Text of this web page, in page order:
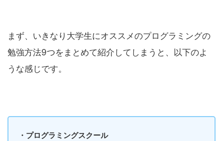
まず、いきなり大学生にオススメのプログラミングの
勉強方法9つをまとめて紹介してしまうと、以下のよ
うな感じです。
・プログラミングスクール